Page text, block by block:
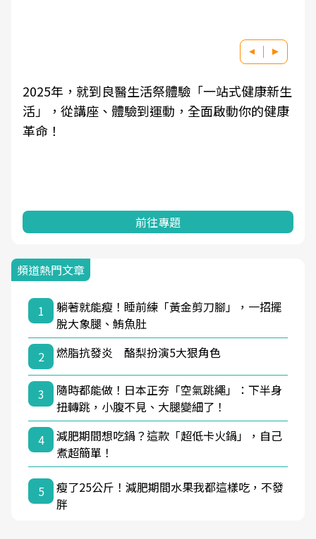
2025年，就到良醫生活祭體驗「一站式健康新生
活」，從講座、體驗到運動，全面啟動你的健康
革命！
前往專題
頻道熱門文章
1
躺著就能瘦！睡前練「黃金剪刀腳」，一招擺
脫大象腿、鮪魚肚
2
燃脂抗發炎 酪梨扮演5大狠角色
3
隨時都能做！日本正夯「空氣跳繩」：下半身
扭轉跳，小腹不見、大腿變細了！
4
減肥期間想吃鍋？這款「超低卡火鍋」，自己
煮超簡單！
5
瘦了25公斤！減肥期間水果我都這樣吃，不發
胖